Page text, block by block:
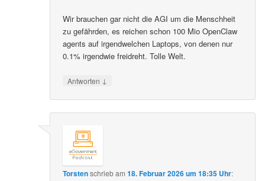
Wir brauchen gar nicht die AGI um die Menschheit
zu gefährden, es reichen schon 100 Mio OpenClaw
agents auf irgendwelchen Laptops, von denen nur
0.1% irgendwie freidreht. Tolle Welt.
Antworten ↓
Torstenschriebam18. Februar 2026 um 18:35 Uhr: